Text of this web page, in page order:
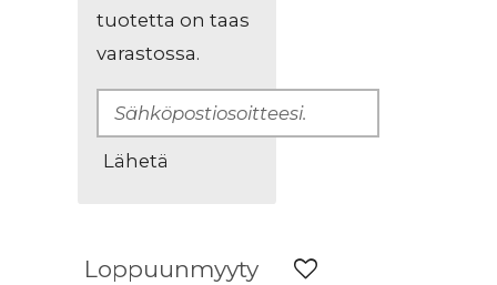
tuotetta on taas
varastossa.
Lähetä
Loppuunmyyty